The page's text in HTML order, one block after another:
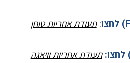
לחצו:תעודת אחריות טוחן
תעודת אחריות וויאגה